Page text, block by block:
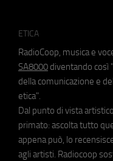
ETICA
RadioCoop, musica e
SA8000 diventando così
della comunicazione e
etica".
Dal punto di vista
primato: ascolta tutto
appena può, lo
agli artisti. Radiocoop